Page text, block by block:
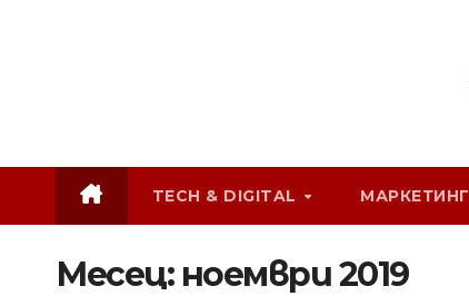
TECH & DIGITAL МАРКЕТИНГ
Месец: ноември 2019